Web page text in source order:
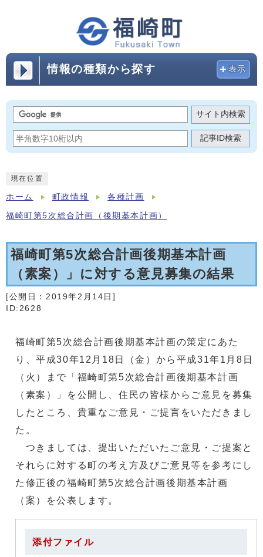
情報の種類から探す 表示
サイト内検索
記事ID検索
現在位置
ホーム 町政情報 各種計画
福崎町第5次総合計画（後期基本計画）
福崎町第5次総合計画後期基本計画
（素案）」に対する意見募集の結果
[公開日： 2019年2月14日 ]
ID:2628
福崎町第5次総合計画後期基本計画の策定にあた
り、平成30年12月18日（金）から平成31年1月8日
（火）まで「福崎町第5次総合計画後期基本計画
（素案）」を公開し、住民の皆様からご意見を募集
したところ、貴重なご意見・ご提言をいただきまし
た。
つきましては、提出いただいたご意見・ご提案と
それらに対する町の考え方及びご意見等を参考にし
た修正後の福崎町第5次総合計画後期基本計画
（案）を公表します。
添付ファイル